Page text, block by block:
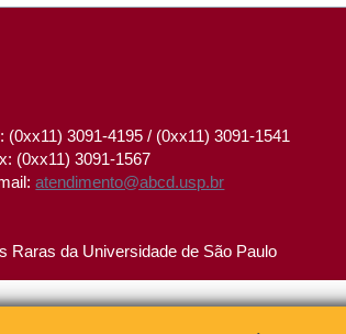
(0xx11) 3091-4195 / (0xx11) 3091-1541
(0xx11) 3091-1567
atendimento@abcd.usp.br
Raras da Universidade de São Paulo